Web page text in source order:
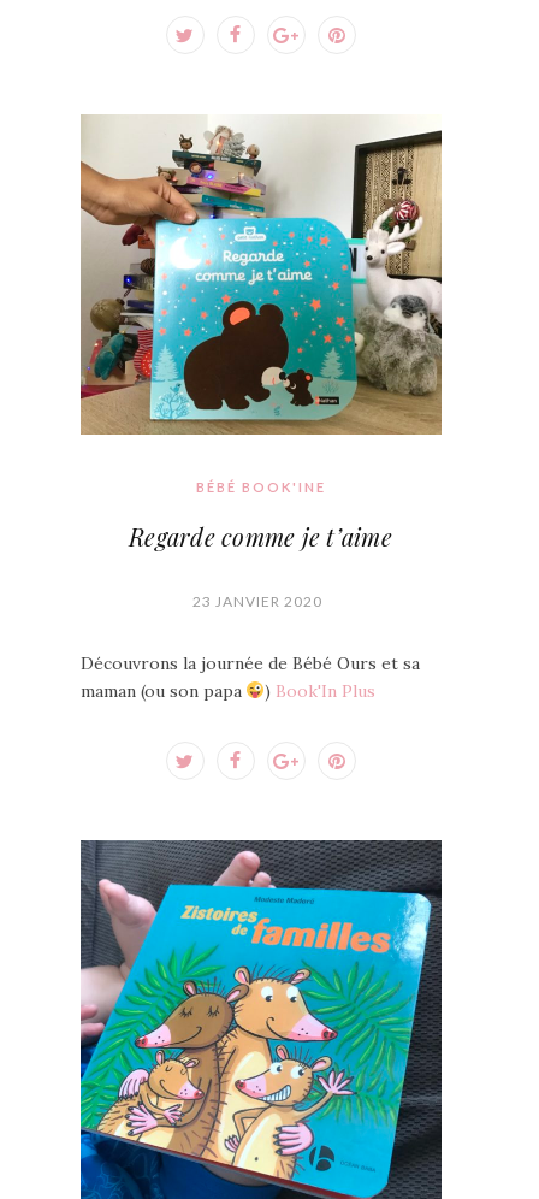
BÉBÉ BOOK'INE
Regarde comme je t’aime
23 JANVIER 2020
Découvrons la journée de Bébé Ours et sa
maman (ou son papa
) Book'In Plus